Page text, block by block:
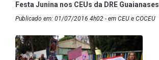
Festa Junina nos CEUs da DRE Guaianases
Publicado em: 01/07/2016 4h02 - em CEU e COCEU